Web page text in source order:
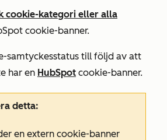
cookie-kategori eller alla
cookie-banner.
samtyckesstatus till följd av att
har en HubSpot cookie-banner.
detta:
en extern cookie-banner